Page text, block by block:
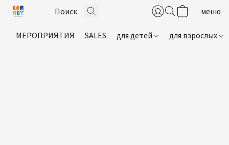
МЕРОПРИЯТИЯ SALES для детей для взрослых